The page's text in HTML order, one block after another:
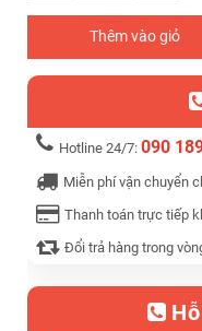
Thêm vào giỏ
Hotline 24/7: 090
Miễn phí vận chuyển
Thanh toán trực tiếp
Đổi trả hàng trong